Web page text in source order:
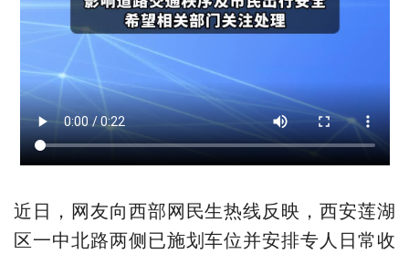
近日，网友向西部网民生热线反映，西安莲湖
区一中北路两侧已施划车位并安排专人日常收